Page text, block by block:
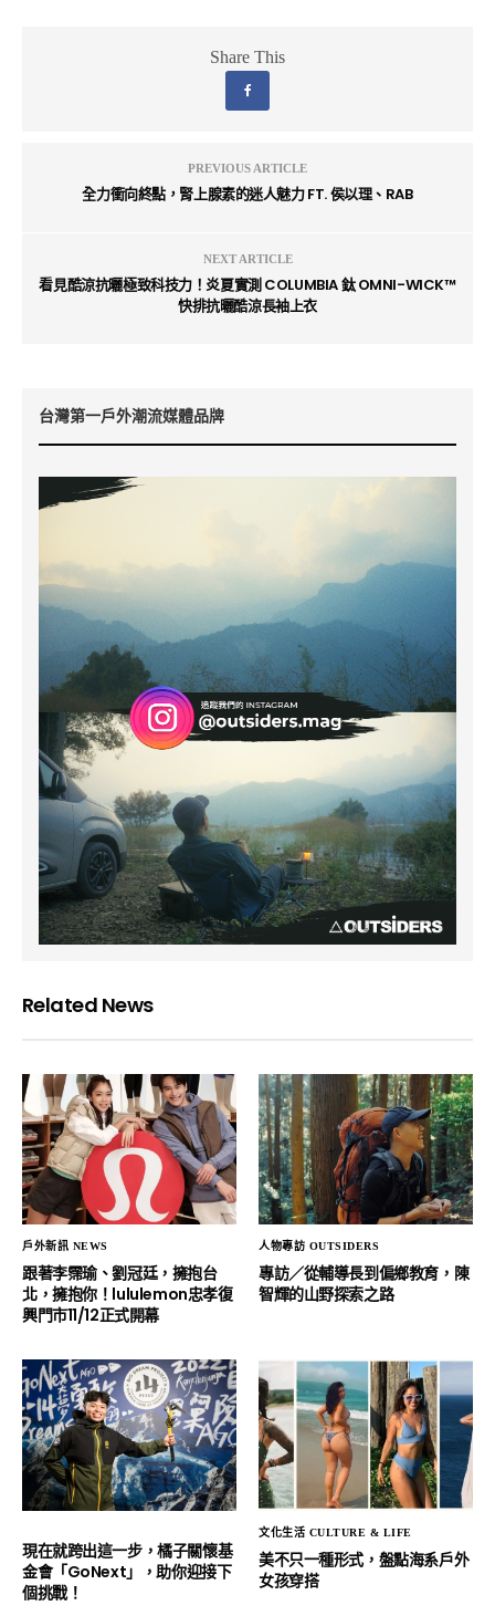
Share This
PREVIOUS ARTICLE
全力衝向終點，腎上腺素的迷人魅力 FT. 侯以理、RAB
NEXT ARTICLE
看見酷涼抗曬極致科技力！炎夏實測 COLUMBIA 鈦 OMNI-WICK™
快排抗曬酷涼長袖上衣
台灣第一戶外潮流媒體品牌
Related News
戶外新訊 NEWS
跟著李霈瑜、劉冠廷，擁抱台
北，擁抱你！lululemon忠孝復
興門市11/12正式開幕
人物專訪 OUTSIDERS
專訪／從輔導長到偏鄉教育，陳
智輝的山野探索之路
現在就跨出這一步，橘子關懷基
金會「GoNext」，助你迎接下
個挑戰！
文化生活 CULTURE & LIFE
美不只一種形式，盤點海系戶外
女孩穿搭